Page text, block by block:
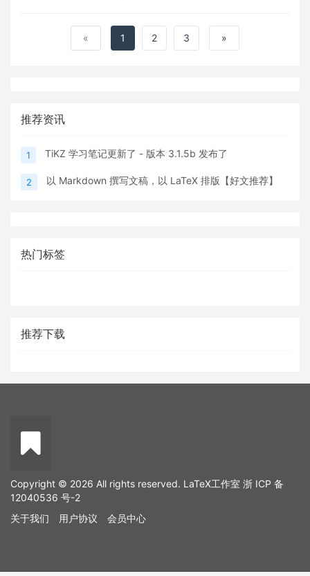
后就可以直接使用了,也可以在此模板的基
础上编辑成自己需要的样子。Happy
« 1 2 3 »
推荐资讯
1 TiKZ 学习笔记更新了 - 版本 3.1.5b 发布了
2 以 Markdown 撰写文稿，以 LaTeX 排版【好文推荐】
热门标签
推荐下载
Copyright © 2026 All rights reserved. LaTeX工作室 浙 ICP 备
12040536 号-2
关于我们
用户协议 会员中心